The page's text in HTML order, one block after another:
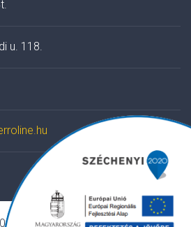
u. 118.
Bt. Minden jog fenntartva